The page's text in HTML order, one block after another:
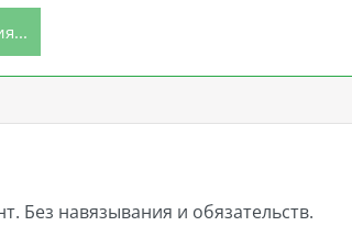
Без навязывания и обязательств.